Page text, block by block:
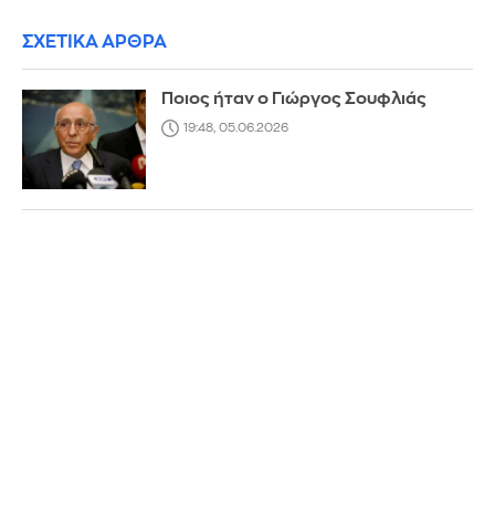
ΣΧΕΤΙΚΑ ΑΡΘΡΑ
Ποιος ήταν ο Γιώργος Σουφλιάς
19:48, 05.06.2026